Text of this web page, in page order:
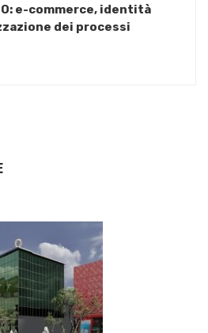
e-commerce, identità
dei processi